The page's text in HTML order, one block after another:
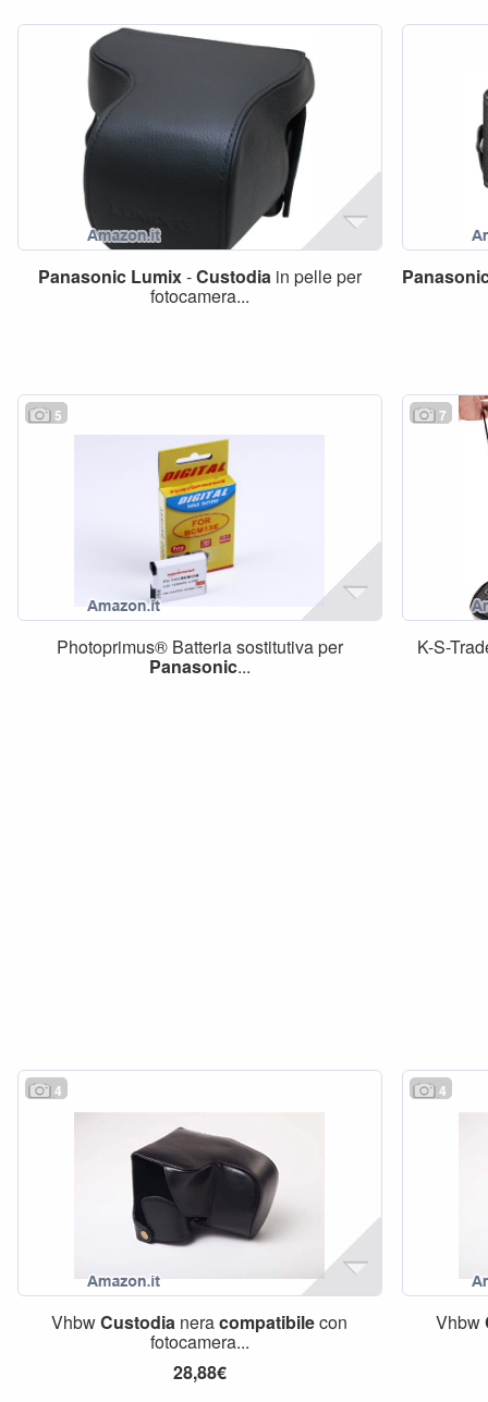
Panasonic Lumix-Custodiain pelle per
fotocamera...
5
Photoprimus® Batteria sostitutiva per
Panasonic...
7
K-S-
4
VhbwCustodia neracompatibilecon
fotocamera...
28,88€
4
Vhbw